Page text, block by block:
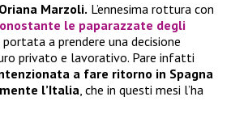
Oriana Marzoli. L’ennesima rottura con
le paparazzate degli
portata a prendere una decisione
privato e lavorativo. Pare infatti
a fare ritorno in Spagna
l’Italia, che in questi mesi l’ha